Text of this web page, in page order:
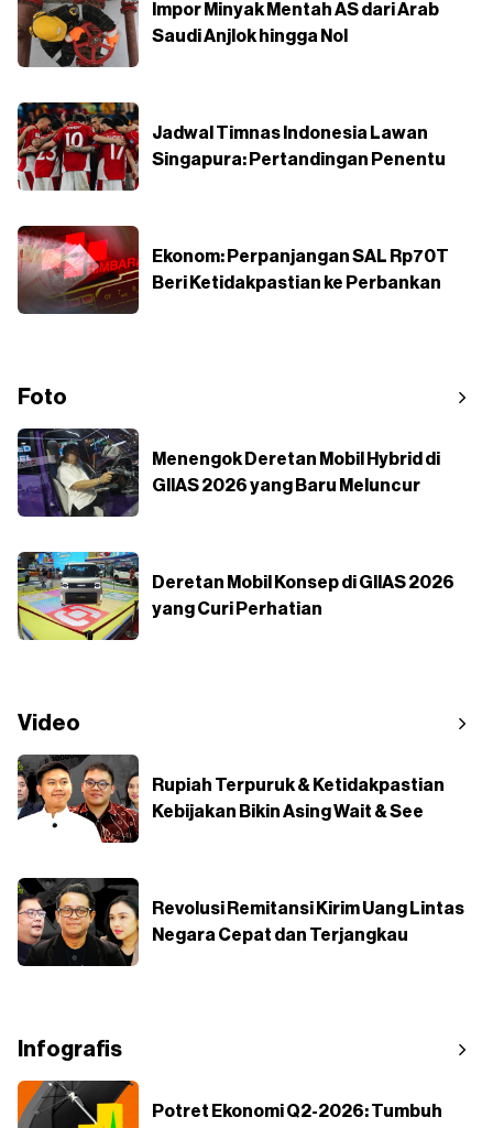
Impor Minyak Mentah AS dari Arab
Saudi Anjlok hingga Nol
Jadwal Timnas Indonesia Lawan
Singapura: Pertandingan Penentu
Ekonom: Perpanjangan SAL Rp70T
Beri Ketidakpastian ke Perbankan
Foto
Menengok Deretan Mobil Hybrid di
GIIAS 2026 yang Baru Meluncur
Deretan Mobil Konsep di GIIAS 2026
yang Curi Perhatian
Video
Rupiah Terpuruk & Ketidakpastian
Kebijakan Bikin Asing Wait & See
Revolusi Remitansi Kirim Uang Lintas
Negara Cepat dan Terjangkau
Infografis
Potret Ekonomi Q2-2026: Tumbuh